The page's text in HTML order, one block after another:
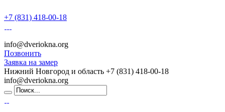
+7 (831) 418-00-18
info@dveriokna.org
Позвонить
Заявка на замер
Нижний Новгород и область +7 (831) 418-00-18
info@dveriokna.org